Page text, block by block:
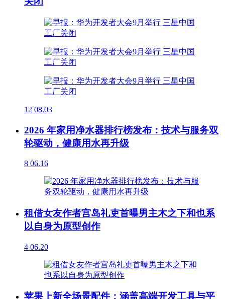
12 08.03
2026 年家用净水器排行榜发布：技术与服务双
轮驱动，健康用水再升级
8 06.16
租借女友作者宫岛礼吏首曝男主木之下和也系
以自身为原型创作
4 06.20
苹果上新全场景配件：涵盖高端开发工具与平